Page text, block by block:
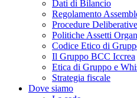
Dati di Bilancio
Regolamento
Procedure
Politiche Assetti
Codice Etico di
Il Gruppo BCC Iccrea
Etica di Gruppo e
Strategia fiscale
Dove siamo